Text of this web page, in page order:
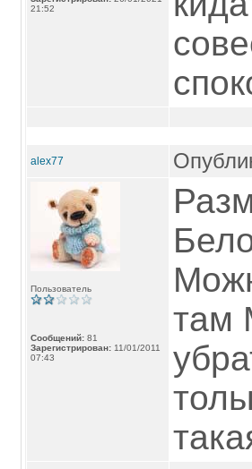
21:52
alex77
Пользователь
Сообщений: 81
Зарегистрирован: 11/01/2011
07:43
там